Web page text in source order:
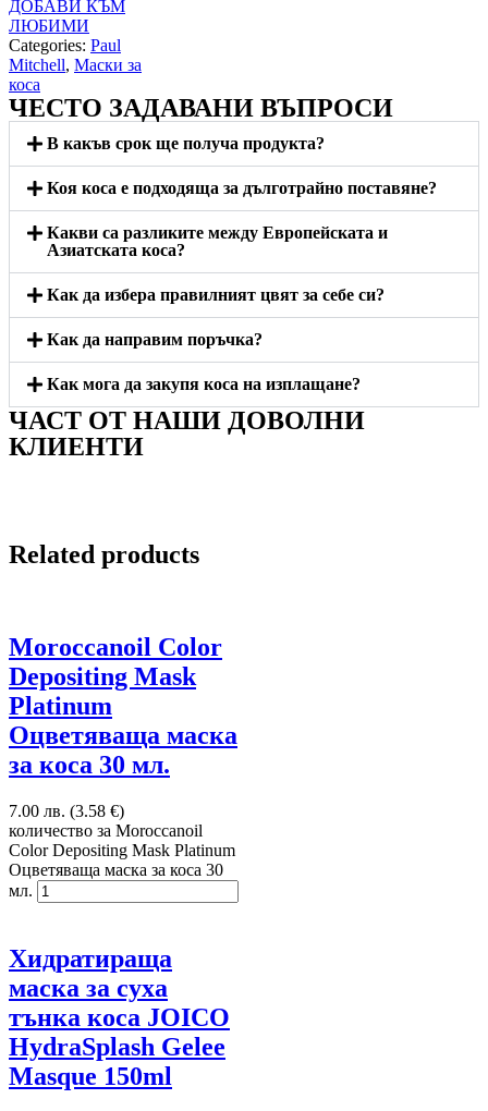
ДОБАВИ КЪМ
ЛЮБИМИ
Categories: Paul
Mitchell, Маски за
коса
ЧЕСТО ЗАДАВАНИ ВЪПРОСИ
В какъв срок ще получа продукта?
Коя коса е подходяща за дълготрайно поставяне?
Какви са разликите между Европейската и
Азиатската коса?
Как да избера правилният цвят за себе си?
Как да направим поръчка?
Как мога да закупя коса на изплащане?
ЧАСТ ОТ НАШИ ДОВОЛНИ
КЛИЕНТИ
Related products
Moroccanoil Color
Depositing Mask
Platinum
Оцветяваща маска
за коса 30 мл.
7.00 лв. (3.58 €)
количество за Moroccanoil
Color Depositing Mask Platinum
Оцветяваща маска за коса 30
мл.
Хидратираща
маска за суха
тънка коса JOICO
HydraSplash Gelee
Masque 150ml